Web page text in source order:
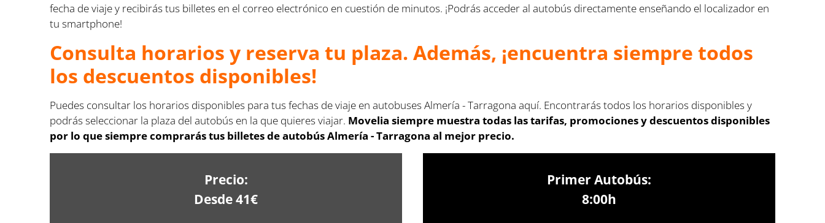
fecha de viaje y recibirás tus billetes en el correo electrónico en cuestión de minutos. ¡Podrás acceder al autobús directamente enseñando el localizador en
tu smartphone!
Consulta horarios y reserva tu plaza. Además, ¡encuentra siempre todos
los descuentos disponibles!
Puedes consultar los horarios disponibles para tus fechas de viaje en autobuses Almería - Tarragona aquí. Encontrarás todos los horarios disponibles y
podrás seleccionar la plaza del autobús en la que quieres viajar. Movelia siempre muestra todas las tarifas, promociones y descuentos disponibles
por lo que siempre comprarás tus billetes de autobús Almería - Tarragona al mejor precio.
Precio:
Desde 41€
Primer Autobús:
8:00h